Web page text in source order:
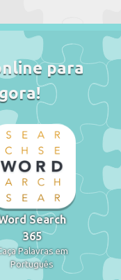
para
Search
365
Palavras em
Português